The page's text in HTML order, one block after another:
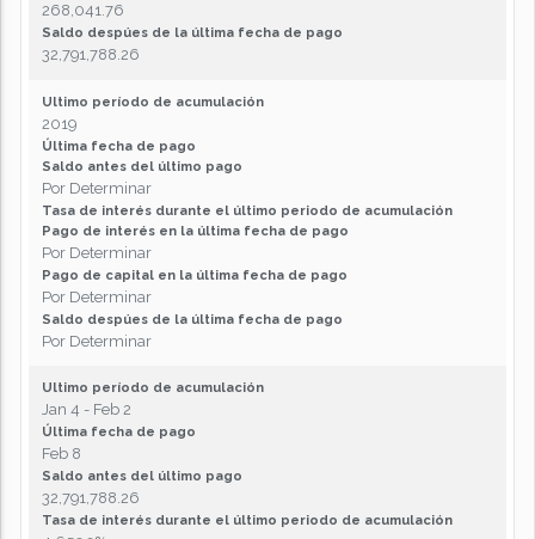
268,041.76
Saldo despúes de la última fecha de pago
32,791,788.26
Ultimo período de acumulación
2019
Última fecha de pago
Saldo antes del último pago
Por Determinar
Tasa de interés durante el último periodo de acumulación
Pago de interés en la última fecha de pago
Por Determinar
Pago de capital en la última fecha de pago
Por Determinar
Saldo despúes de la última fecha de pago
Por Determinar
Ultimo período de acumulación
Jan 4 - Feb 2
Última fecha de pago
Feb 8
Saldo antes del último pago
32,791,788.26
Tasa de interés durante el último periodo de acumulación